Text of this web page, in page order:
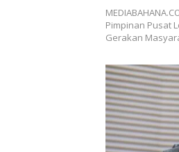
Pimpinan Pusat
Gerakan